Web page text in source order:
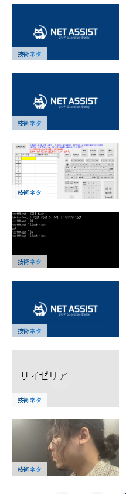
技術ネタ
技術ネタ
技術ネタ
技術ネタ
技術ネタ
技術ネタ
技術ネタ